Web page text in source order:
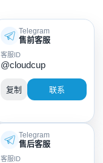
Telegram
售前客服
客服ID
@cloudcup
复制 联系
Telegram
售后客服
客服ID